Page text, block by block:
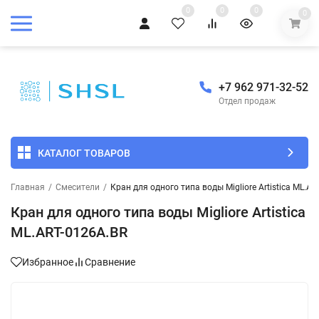
0 0 0 0
+7 962 971-32-52
Отдел продаж
КАТАЛОГ ТОВАРОВ
Главная / Смесители / Кран для одного типа воды Migliore Artistica
Кран для одного типа воды Migliore Artistica
ML.ART-0126A.BR
Избранное Сравнение